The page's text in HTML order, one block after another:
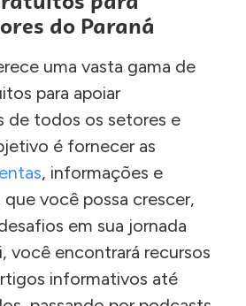
do Paraná
uma vasta gama de
para apoiar
de todos os setores e
é fornecer as
, informações e
você possa crescer,
em sua jornada
você encontrará recursos
informativos até